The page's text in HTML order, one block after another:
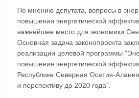
По мнению депутата, вопросы в
повышении энергетической
важнейшее место для экономики
Основная задача законопроекта
реализации целевой программы
повышение энергетической
Республике Северная Осетия-
и перспективу до 2020 года".